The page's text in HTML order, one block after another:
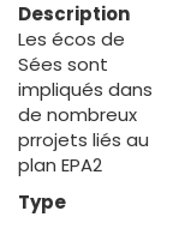
Description
Les écos de
Sées sont
impliqués dans
de nombreux
prrojets liés au
plan EPA2
Type